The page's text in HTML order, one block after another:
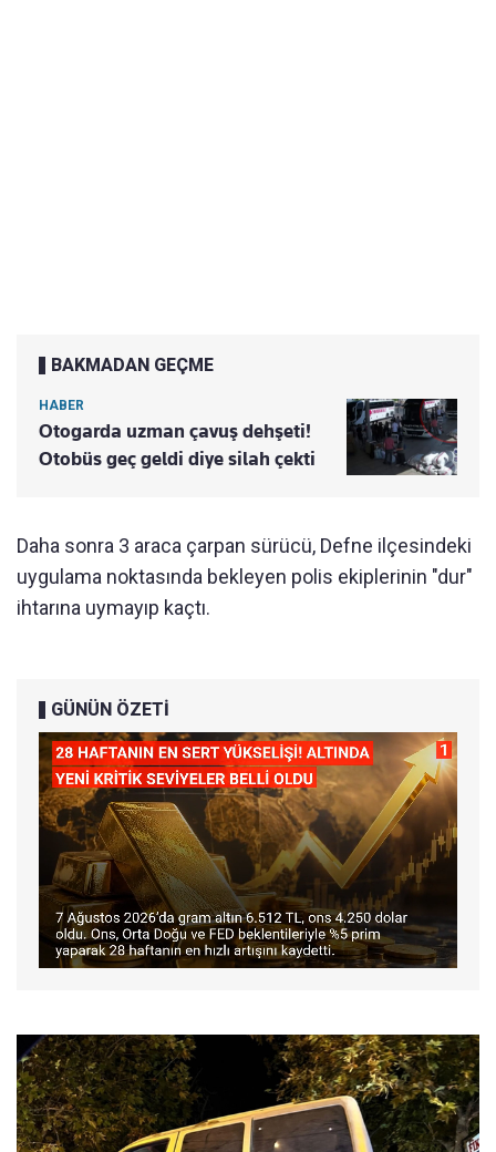
BAKMADAN GEÇME
HABER
Otogarda uzman çavuş dehşeti!
Otobüs geç geldi diye silah çekti
Daha sonra 3 araca çarpan sürücü, Defne ilçesindeki
uygulama noktasında bekleyen polis ekiplerinin "dur"
ihtarına uymayıp kaçtı.
GÜNÜN ÖZETİ